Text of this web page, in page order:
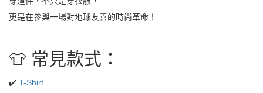
更是在參與一場對地球友善的時尚革命！
👕 常見款式：
✔ ️ T-Shirt